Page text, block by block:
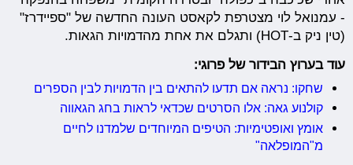
- עמנואל לוי מצטרפת לקאסט העונה החדשה של "ספיידרז"
(טין ניק ב-HOT) ותגלם את אחת מהדמויות הגאות.
עוד בערוץ הבידור של פרוגי:
שחקו: נראה אם תדעו להתאים בין הדמויות לבין הספרים
קולנוע גאה: אלו הסרטים שכדאי לראות בחג הגאווה
אומץ ואופטימיות: הטיפים המיוחדים שלמדנו לחיים
מ"המופלאה"